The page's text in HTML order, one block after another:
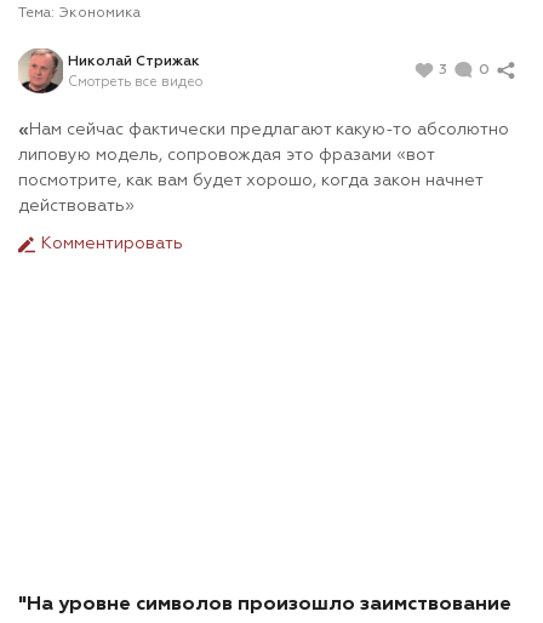
Тема: Экономика
Николай Стрижак
Смотреть все видео
3 0
« Нам сейчас фактически предлагают какую-то абсолютно
липовую модель, сопровождая это фразами «вот
посмотрите, как вам будет хорошо, когда закон начнет
действовать»
Комментировать
"На уровне символов произошло заимствование